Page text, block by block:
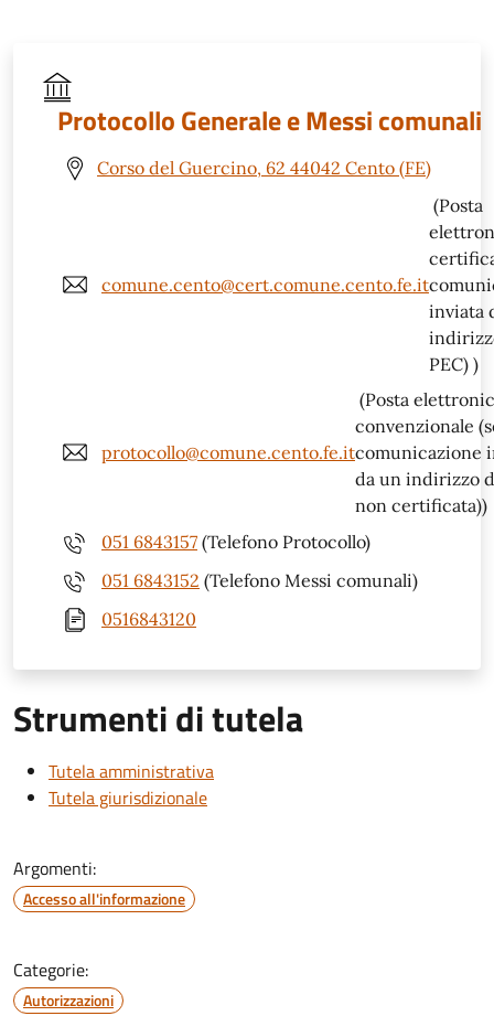
Protocollo Generale e Messi comunali
Corso del Guercino, 62 44042 Cento (FE)
comune.cento@cert.comune.cento.fe.it
(Posta
inviata
PEC) )
protocollo@comune.cento.fe.it
(Posta
convenzionale
comunicazione
da un indirizzo
non certificata))
051 6843157 (Telefono Protocollo)
051 6843152 (Telefono Messi comunali)
0516843120
Strumenti di tutela
Tutela amministrativa
Tutela giurisdizionale
Argomenti:
Accesso all'informazione
Categorie:
Autorizzazioni